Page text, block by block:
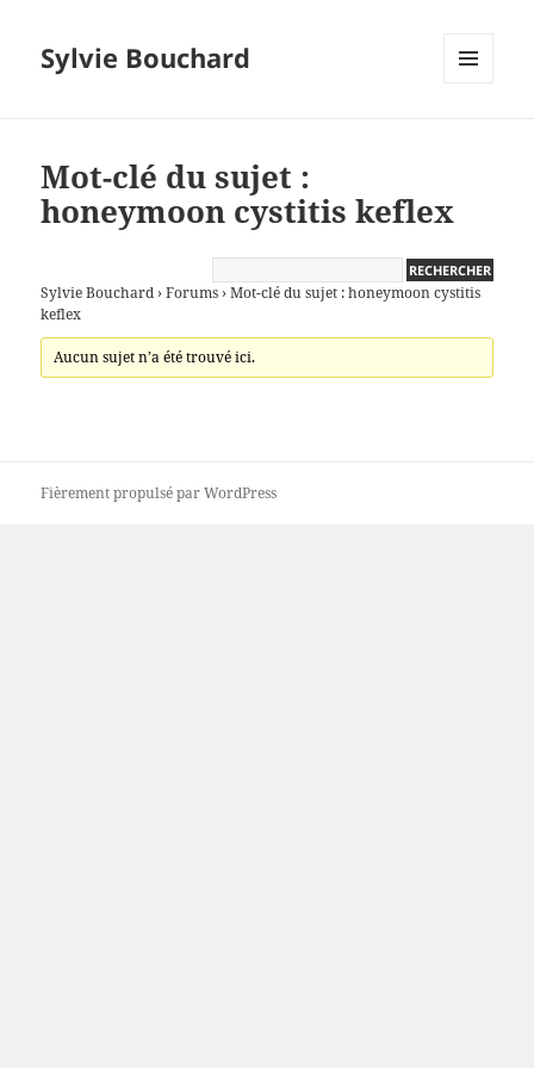
Sylvie Bouchard
Mot-clé du sujet :
honeymoon cystitis keflex
Sylvie Bouchard › Forums › Mot-clé du sujet : honeymoon cystitis
keflex
Aucun sujet n’a été trouvé ici.
Fièrement propulsé par WordPress